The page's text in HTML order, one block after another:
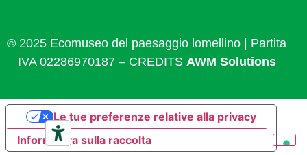
© 2025 Ecomuseo del paesaggio lomellino | Partita
IVA 02286970187 – CREDITS AWM Solutions
Informativa sulla raccolta
Le tue preferenze relative alla privacy